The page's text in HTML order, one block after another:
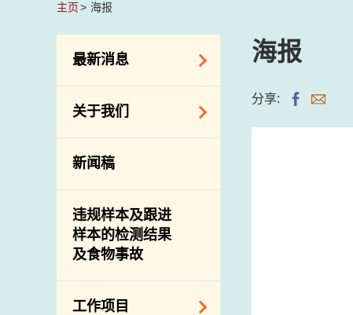
主页 海报
最新消息
食物警报 / 致敏物
警报
活动
关于我们
组织结构
介绍短片
新闻稿
违规样本及跟进
样本的检测结果
及食物事故
工作项目
海报
分享: